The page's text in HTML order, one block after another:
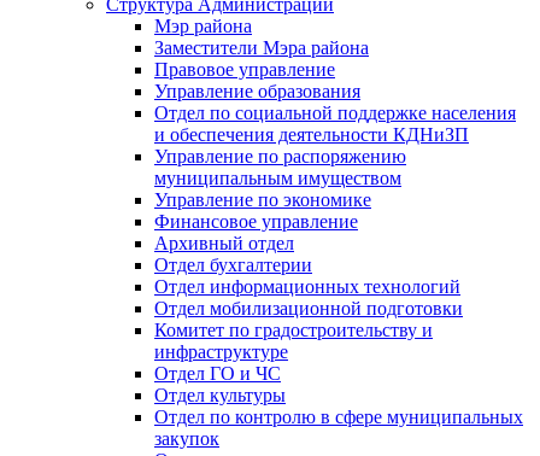
Мэр района
Заместители Мэра района
Правовое управление
Управление образования
Отдел по социальной поддержке населения
и обеспечения деятельности КДНиЗП
Управление по распоряжению
муниципальным имуществом
Управление по экономике
Финансовое управление
Архивный отдел
Отдел бухгалтерии
Отдел информационных технологий
Отдел мобилизационной подготовки
Комитет по градостроительству и
инфраструктуре
Отдел ГО и ЧС
Отдел культуры
Отдел по контролю в сфере муниципальных
закупок